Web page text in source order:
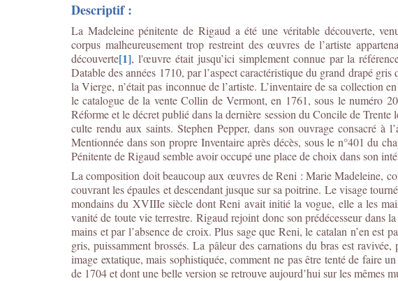
Descriptif :
La Madeleine pénitente de Rigaud a été une véritable découverte,
corpus malheureusement trop restreint des œuvres de l’artiste
découverte[1], l'œuvre était jusqu’ici simplement connue par la
Datable des années 1710, par l’aspect caractéristique du grand drapé
la Vierge, n’était pas inconnue de l’artiste. L’inventaire de sa
le catalogue de la vente Collin de Vermont, en 1761, sous le numéro
Réforme et le décret publié dans la dernière session du Concile de
culte rendu aux saints. Stephen Pepper, dans son ouvrage consacré à
Mentionnée dans son propre Inventaire après décès, sous le n°401 du
Pénitente de Rigaud semble avoir occupé une place de choix dans son
La composition doit beaucoup aux œuvres de Reni : Marie Madeleine,
couvrant les épaules et descendant jusque sur sa poitrine. Le visage
mondains du XVIIIe siècle dont Reni avait initié la vogue, elle a les
vanité de toute vie terrestre. Rigaud rejoint donc son prédécesseur dans
mains et par l’absence de croix. Plus sage que Reni, le catalan n’en est
gris, puissamment brossés. La pâleur des carnations du bras est
image extatique, mais sophistiquée, comment ne pas être tenté de faire
de 1704 et dont une belle version se retrouve aujourd’hui sur les mêmes